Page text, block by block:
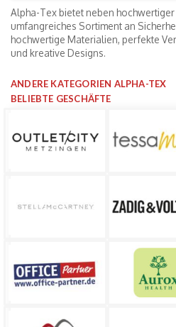
Alpha-Tex bietet neben
umfangreiches Sortiment an
hochwertige Materialien, perfekte
und kreative Designs.
ANDERE KATEGORIEN ALPHA-TEX
BELIEBTE GESCHÄFTE